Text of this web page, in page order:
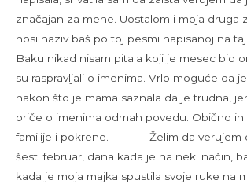
značajan za mene. Uostalom i moja druga
nosi naziv baš po toj pesmi napisanoj
Baku nikad nisam pitala koji je mesec bio
su raspravljali o imenima. Vrlo moguće da
nakon što je mama saznala da je trudna,
priče o imenima odmah povedu. Obično ih
familije i pokrene. Želim da verujem
šesti februar, dana kada je na neki način,
kada je moja majka spustila svoje ruke na